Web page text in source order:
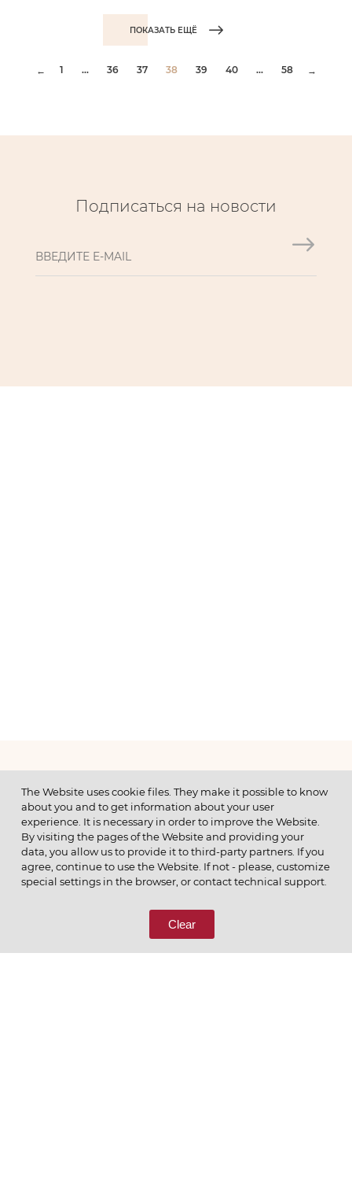
ПОКАЗАТЬ ЕЩЁ
← 1 ... 36 37 38 39 40 ... 58 →
Подписаться на новости
МЕНЮ
© 2026 ОАО
ПОЗВОНИТЕ НАМ
8 (800) 333-65-66
The Website uses cookie files. They make it possible to know
about you and to get information about your user
experience. It is necessary in order to improve the Website.
By visiting the pages of the Website and providing your
data, you allow us to provide it to third-party partners. If you
agree, continue to use the Website. If not - please, customize
special settings in the browser, or contact technical support.
Clear